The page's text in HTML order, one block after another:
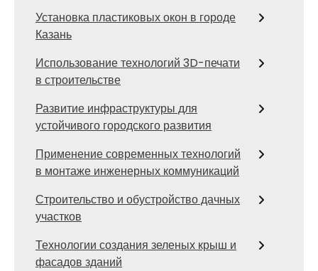
Установка пластиковых окон в городе
Казань
Использование технологий 3D-печати
в строительстве
Развитие инфраструктуры для
устойчивого городского развития
Применение современных технологий
в монтаже инженерных коммуникаций
Строительство и обустройство дачных
участков
Технологии создания зеленых крыш и
фасадов зданий